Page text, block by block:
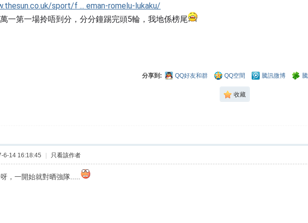
sport/f ... eman-romelu-lukaku/
一第一場拎唔到分，分分鐘踢完頭5輪，我地係榜尾
分享到: QQ好友和群 QQ空間 騰訊微博
收藏
6-14 16:18:45 只看該作者
，一開始就對晒強隊.....